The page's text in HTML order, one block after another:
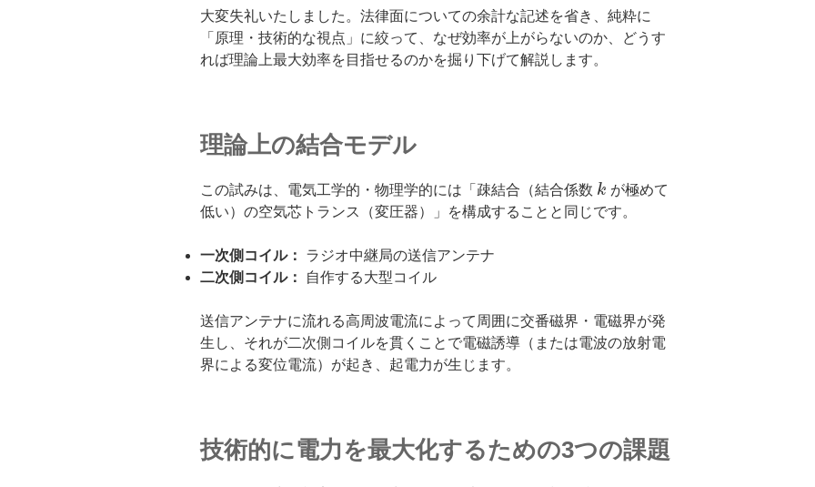
大変失礼いたしました。法律面についての余計な記述を省き、純粋に
「原理・技術的な視点」に絞って、なぜ効率が上がらないのか、どうす
れば理論上最大効率を目指せるのかを掘り下げて解説します。
理論上の結合モデル
この試みは、電気工学的・物理学的には「疎結合（結合係数 k が極めて
低い）の空気芯トランス（変圧器）」を構成することと同じです。
一次側コイル：
ラジオ中継局の送信アンテナ
二次側コイル：
自作する大型コイル
送信アンテナに流れる高周波電流によって周囲に交番磁界・電磁界が発
生し、それが二次側コイルを貫くことで電磁誘導（または電波の放射電
界による変位電流）が起き、起電力が生じます。
技術的に電力を最大化するための3つの課題